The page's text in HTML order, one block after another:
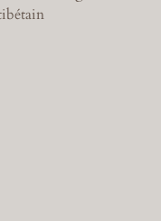
tibétain